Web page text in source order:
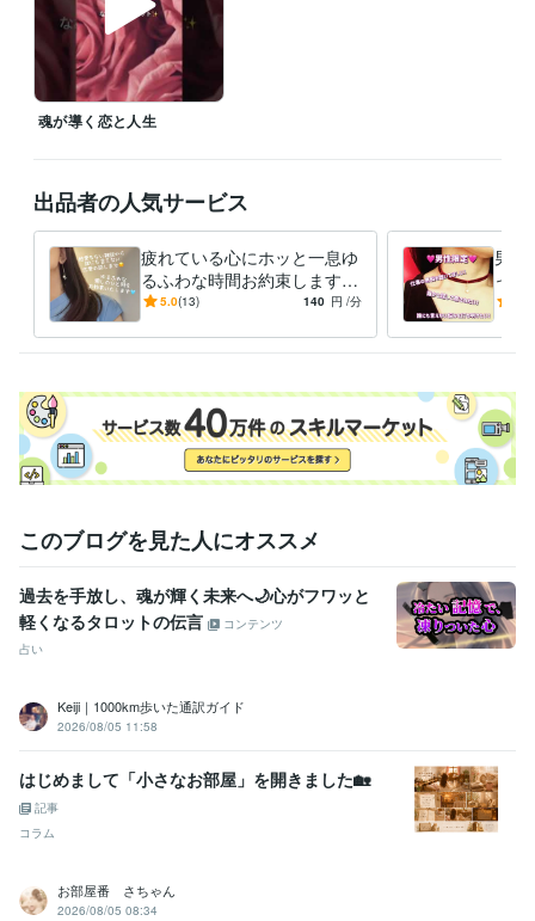
そんなお声をいただいてきたことは
私が生きている何よりの喜びであり
傾聴は私の天命であると確信しています✨
☘️ 恋愛・職場・家族の悩み
☘️ 英語が苦手な方の国際恋愛・英会話サポート
☘️ 恋愛の不安、職場のストレス、心の疲れ
☘️ トラウマ
☘️ 抑うつ・適応障害…
☘️ 初心者向け英会話
誰にも言えず抱えてきたそんな想い
ここでぽつりぽつりとお話ししませんか？
経験職種
事務・ビジネスサポート / 事務（一般事務） 経験年数 : 10年
ライフスタイル・その他 / 講師・インストラクター 経験年数 : 5年
ライフスタイル・その他 / カウンセラー・コーチ 経験年数 : 1年
ココナラ出品者ランク　ゴールド ココナラ出品者ランク　プラチナ
資格・検定
TOEIC 取得年 : 2024年
司書 取得年 : 2024年
衛生管理者
秘書技能検定2級 取得年 : 2009年
得意分野
悩み相談・カウンセリング 傾聴
占い
魂が導く恋と人生
出品者の人気サービス
疲れている心にホッと一息ゆ
るふわな時間お約束します
癒しが足りないと感じている
す
5.0(13) 140 円 /分
男性
って
談か
このブログを見た人にオススメ
過去を手放し、魂が輝く未来へ🌙心がフワッと
軽くなるタロットの伝言
コンテンツ
占い
Keiji｜1000km歩いた通訳ガイド
2026/08/05 11:58
はじめまして「小さなお部屋」を開きました🏡
記事
コラム
お部屋番 さちゃん
2026/08/05 08:34